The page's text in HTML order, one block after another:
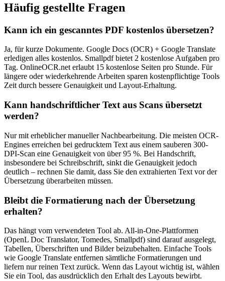
Häufig gestellte Fragen
Kann ich ein gescanntes PDF kostenlos übersetzen?
Ja, für kurze Dokumente. Google Docs (OCR) + Google Translate
erledigen alles kostenlos. Smallpdf bietet 2 kostenlose Aufgaben pro
Tag. OnlineOCR.net erlaubt 15 kostenlose Seiten pro Stunde. Für
längere oder wiederkehrende Arbeiten sparen kostenpflichtige Tools
Zeit durch bessere Genauigkeit und Layout-Erhaltung.
Kann handschriftlicher Text aus Scans übersetzt
werden?
Nur mit erheblicher manueller Nachbearbeitung. Die meisten OCR-
Engines erreichen bei gedrucktem Text aus einem sauberen 300-
DPI-Scan eine Genauigkeit von über 95 %. Bei Handschrift,
insbesondere bei Schreibschrift, sinkt die Genauigkeit jedoch
deutlich – rechnen Sie damit, dass Sie den extrahierten Text vor der
Übersetzung überarbeiten müssen.
Bleibt die Formatierung nach der Übersetzung
erhalten?
Das hängt vom verwendeten Tool ab. All-in-One-Plattformen
(OpenL Doc Translator, Tomedes, Smallpdf) sind darauf ausgelegt,
Tabellen, Überschriften und Bilder beizubehalten. Einfache Tools
wie Google Translate entfernen sämtliche Formatierungen und
liefern nur reinen Text zurück. Wenn das Layout wichtig ist, wählen
Sie ein Tool, das ausdrücklich den Erhalt des Layouts bewirbt.